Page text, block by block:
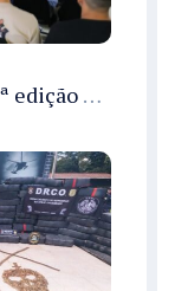
Sejusc participa da 5ª edição do Caminhos Literários com foco na cultura hip-hop nas unidades socioeducativas